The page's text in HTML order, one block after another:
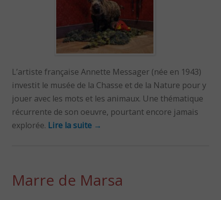
L’artiste française Annette Messager (née en 1943)
investit le musée de la Chasse et de la Nature pour y
jouer avec les mots et les animaux. Une thématique
récurrente de son oeuvre, pourtant encore jamais
explorée. Lire la suite →
Marre de Marsa